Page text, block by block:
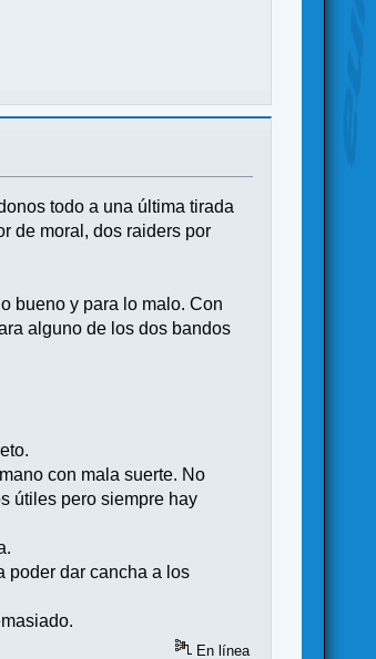
todo a una última tirada
de moral, dos raiders por
bueno y para lo malo. Con
alguno de los dos bandos
con mala suerte. No
útiles pero siempre hay
poder dar cancha a los
En línea